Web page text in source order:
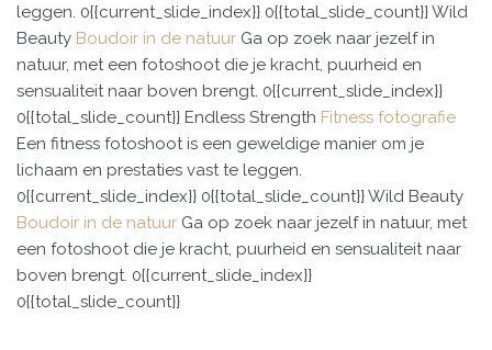
leggen. 0{{current_slide_index}} 0{{total_slide_count}}Wild
Beauty Boudoir in de natuur Ga op zoek naar jezelf in
natuur, met een fotoshoot die je kracht, puurheid en
sensualiteit naar boven brengt. 0{{current_slide_index}}
0{{total_slide_count}} Endless Strength Fitness fotografie
Een fitness fotoshoot is een geweldige manier om je
lichaam en prestaties vast te leggen.
0{{current_slide_index}} 0{{total_slide_count}}Wild Beauty
Boudoir in de natuur Ga op zoek naar jezelf in natuur, met
een fotoshoot die je kracht, puurheid en sensualiteit naar
boven brengt. 0{{current_slide_index}}
0{{total_slide_count}}